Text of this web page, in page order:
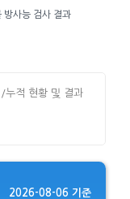
방사능 검사 결과
누적 현황 및 결과
2026-08-06 기준